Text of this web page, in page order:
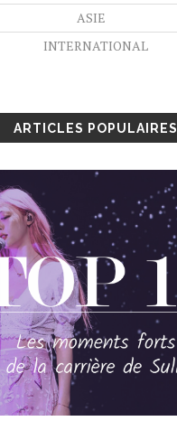
ASIE
INTERNATIONAL
ARTICLES POPULAIRES